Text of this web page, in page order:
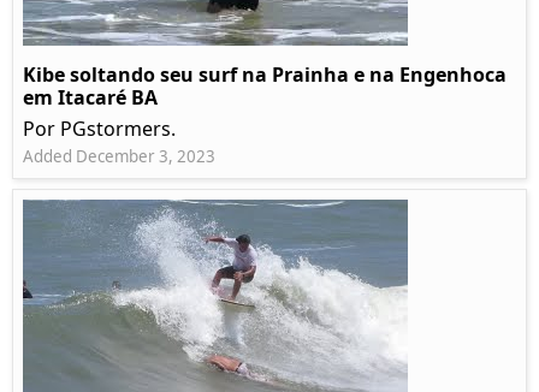
Kibe soltando seu surf na Prainha e na Engenhoca
em Itacaré BA
Por PGstormers.
Added December 3, 2023